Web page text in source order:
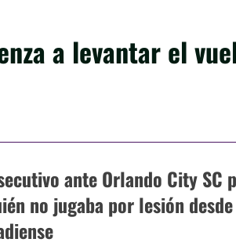
a levantar el
ante Orlando City SC
no jugaba por lesión